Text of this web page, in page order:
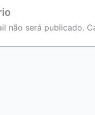
não será publicado.